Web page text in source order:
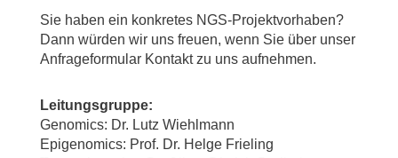
Sie haben ein konkretes NGS-Projektvorhaben?
Dann würden wir uns freuen, wenn Sie über unser
Anfrageformular Kontakt zu uns aufnehmen.
Leitungsgruppe:
Genomics: Dr. Lutz Wiehlmann
Epigenomics: Prof. Dr. Helge Frieling